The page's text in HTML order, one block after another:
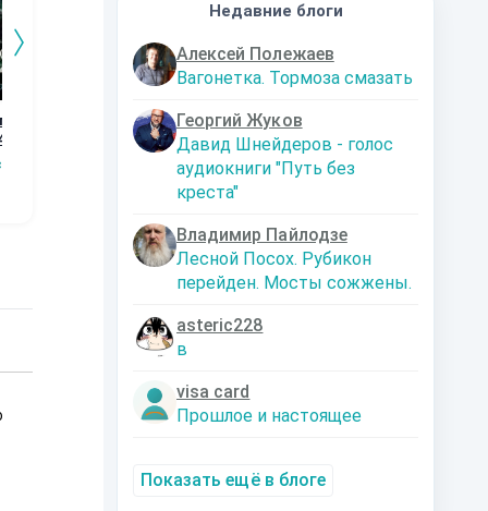
Недавние блоги
Алексей Полежаев
Вагонетка. Тормоза смазать
Георгий Жуков
Давид Шнейдеров - голос
аудиокниги "Путь без
креста"
Владимир Пайлодзе
Лесной Посох. Рубикон
перейден. Мосты сожжены.
asteric228
в
visa card
Прошлое и настоящее
Показать ещё в блоге
Дорога к магии.
Сергей Мясищев
Графство
Пограничья.
Первые шаги.
Книга 2
Сергей Мясищев
Наталья